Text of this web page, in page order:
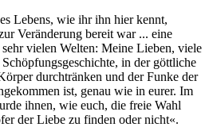
Lebens, wie ihr ihn hier kennt,
Veränderung bereit war ... eine
vielen Welten: Meine Lieben, viele
in der göttliche
durchtränken und der Funke der
ist, genau wie in eurer. Im
ihnen, wie euch, die freie Wahl
der Liebe zu finden oder nicht«.